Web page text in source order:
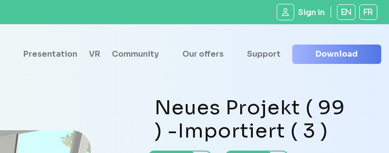
Sign in EN FR
Presentation VR Community Our offers Support Download
Neues Projekt ( 99
) -Importiert ( 3 )